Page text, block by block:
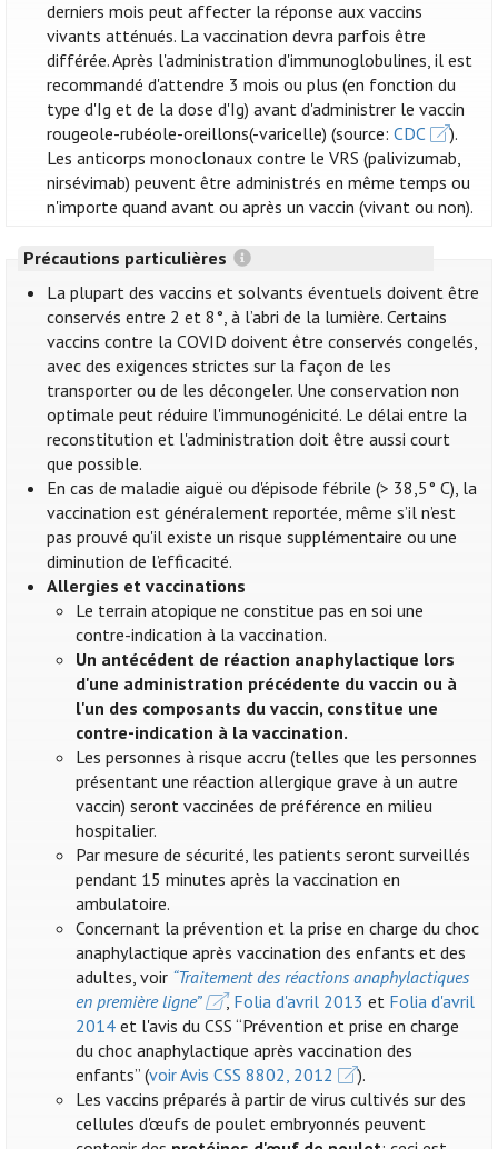
derniers mois peut affecter la réponse aux vaccins
vivants atténués. La vaccination devra parfois être
différée. Après l'administration d'immunoglobulines, il est
recommandé d'attendre 3 mois ou plus (en fonction du
type d'Ig et de la dose d'Ig) avant d'administrer le vaccin
rougeole-rubéole-oreillons(-varicelle) (source:CDC
).
Les anticorps monoclonaux contre le VRS (palivizumab,
nirsévimab) peuvent être administrés en même temps ou
n'importe quand avant ou après un vaccin (vivant ou non).
Précautions particulières
La plupart des vaccins et solvants éventuels doivent être
conservés entre 2 et 8°, à l’abri de la lumière. Certains
vaccins contre la COVID doivent être conservés congelés,
avec des exigences strictes sur la façon de les
transporter ou de les décongeler. Une conservation non
optimale peut réduire l'immunogénicité. Le délai entre la
reconstitution et l'administration doit être aussi court
que possible.
En cas de maladie aiguë ou d'épisode fébrile (> 38,5° C), la
vaccination est généralement reportée, même s’il n’est
pas prouvé qu'il existe un risque supplémentaire ou une
diminution de l’efficacité.
Allergies et vaccinations
Le terrain atopique ne constitue pas en soi une
contre-indication à la vaccination.
Un antécédent de réaction anaphylactique lors
d'une administration précédente du vaccin ou à
l'un des composants du vaccin, constitue une
contre-indication à la vaccination.
Les personnes à risque accru (telles que les personnes
présentant une réaction allergique grave à un autre
vaccin) seront vaccinées de préférence en milieu
hospitalier.
Par mesure de sécurité, les patients seront surveillés
pendant 15 minutes après la vaccination en
ambulatoire.
Concernant la prévention et la prise en charge du choc
anaphylactique après vaccination des enfants et des
adultes, voir “Traitement des réactions anaphylactiques
en première ligne”
, Folia d'avril 2013 et Folia d'avril
2014 et l'avis du CSS “Prévention et prise en charge
du choc anaphylactique après vaccination des
enfants” (voir Avis CSS 8802, 2012
).
Les vaccins préparés à partir de virus cultivés sur des
cellules d'œufs de poulet embryonnés peuvent